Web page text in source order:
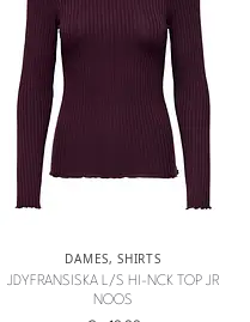
DAMES,SHIRTS
JDYFRANSISKA L/S HI-NCK TOP JR
NOOS